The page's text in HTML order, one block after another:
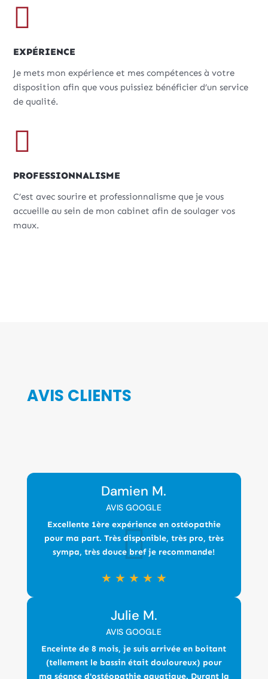

EXPÉRIENCE
Je mets mon expérience et mes compétences à votre
disposition afin que vous puissiez bénéficier d’un service
de qualité.

PROFESSIONNALISME
C’est avec sourire et professionnalisme que je vous
accueille au sein de mon cabinet afin de soulager vos
maux.
AVIS CLIENTS
Damien M.
AVIS GOOGLE
Excellente 1ère expérience en ostéopathie
pour ma part. Très disponible, très pro, très
sympa, très douce bref je recommande!
★ ★ ★ ★ ★
Julie M.
AVIS GOOGLE
Enceinte de 8 mois, je suis arrivée en boitant
(tellement le bassin était douloureux) pour
ma séance d'ostéopathie aquatique. Durant la